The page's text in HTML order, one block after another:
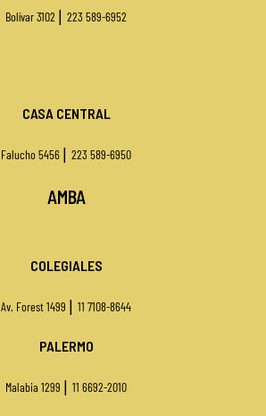
Bolívar 3102 | 223 589-6952
CASA CENTRAL
Falucho 5456 | 223 589-6950
AMBA
COLEGIALES
Av. Forest 1499 | 11 7108-8644
PALERMO
Malabia 1299 | 11 6692-2010